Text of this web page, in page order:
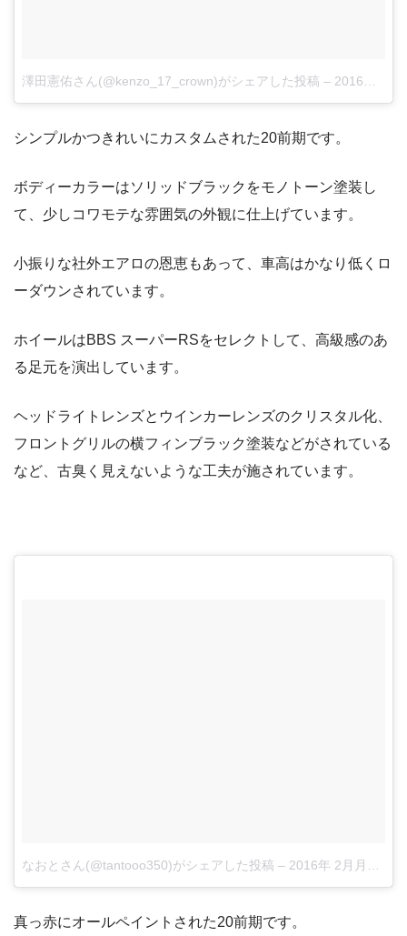
澤田憲佑さん(@kenzo_17_crown)がシェアした投稿 – 2016年 2月月14日午後10時04分PST
シンプルかつきれいにカスタムされた20前期です。
ボディーカラーはソリッドブラックをモノトーン塗装し
て、少しコワモテな雰囲気の外観に仕上げています。
小振りな社外エアロの恩恵もあって、車高はかなり低くロ
ーダウンされています。
ホイールはBBS スーパーRSをセレクトして、高級感のあ
る足元を演出しています。
ヘッドライトレンズとウインカーレンズのクリスタル化、
フロントグリルの横フィンブラック塗装などがされている
など、古臭く見えないような工夫が施されています。
なおとさん(@tantooo350)がシェアした投稿 – 2016年 2月月8日午前3時12分PST
真っ赤にオールペイントされた20前期です。